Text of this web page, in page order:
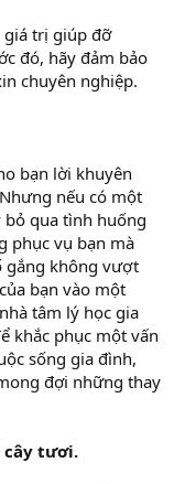
giá trị giúp đỡ
đó, hãy đảm bảo
chuyên nghiệp.
bạn lời khuyên
nếu có một
bỏ qua tình huống
phục vụ bạn mà
gắng không vượt
bạn vào một
tâm lý học gia
khắc phục một vấn
sống gia đình,
đợi những thay
cây tươi.